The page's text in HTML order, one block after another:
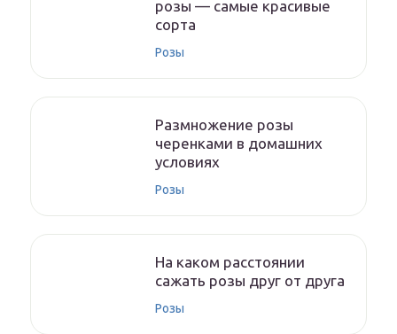
розы — самые красивые
сорта
Розы
Размножение розы
черенками в домашних
условиях
Розы
На каком расстоянии
сажать розы друг от друга
Розы